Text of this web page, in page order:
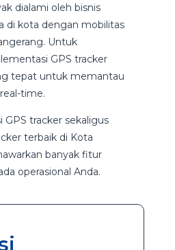
dialami oleh bisnis
di kota dengan mobilitas
Untuk
GPS tracker
tepat untuk memantau
time.
tracker sekaligus
terbaik di Kota
banyak fitur
operasional Anda.